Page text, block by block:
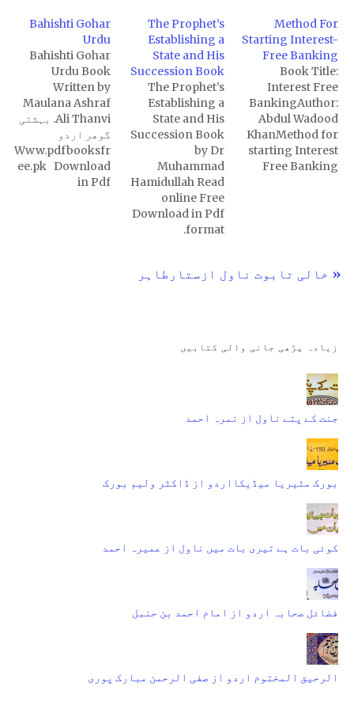
Bahishti Gohar
Urdu
Bahishti Gohar
Urdu Book
Written by
Maulana Ashraf
Ali Thanvi. بہشتی
گوھر اردو
Www.pdfbooksfr
ee.pk Download
in Pdf
The Prophet’s
Establishing a
State and His
Succession Book
The Prophet’s
Establishing a
State and His
Succession Book
by Dr
Muhammad
Hamidullah Read
online Free
Download in Pdf
format.
Method For
Starting Interest-
Free Banking
Book Title:
Interest Free
BankingAuthor:
Abdul Wadood
KhanMethod for
starting Interest
Free Banking
« خالی تابوت ناول ازستارطاہر
زیادہ پڑھی جانی والی کتابیں
جنت کے پتے ناول از نمرہ احمد
بورک مٹیریا میڈیکااردو از ڈاکٹر ولیم بورک
کوئی بات ہے تیری بات میں ناول از عمیرہ احمد
فضائل صحابہ اردو از امام احمد بن حنبل
الرحیق المختوم اردو از صفی الرحمن مبارک پوری